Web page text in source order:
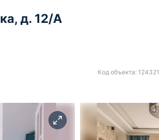
д. 12/А
Код объекта: